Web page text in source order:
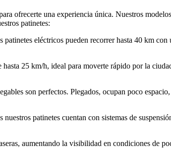
ofrecerte una experiencia única. Nuestros
patinetes:
eléctricos pueden recorrer hasta 40 km
25 km/h, ideal para moverte rápido por la
son perfectos. Plegados, ocupan poco
patinetes cuentan con sistemas de
aumentando la visibilidad en condiciones de